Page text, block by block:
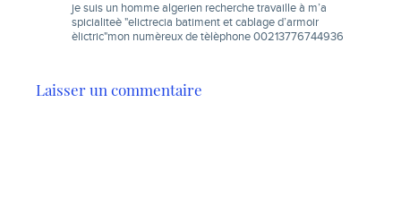
je suis un homme algerien recherche travaille à m’a
spicialiteè "elictrecia batiment et cablage d’armoir
èlictric"mon numèreux de tèlèphone 00213776744936
Laisser un commentaire